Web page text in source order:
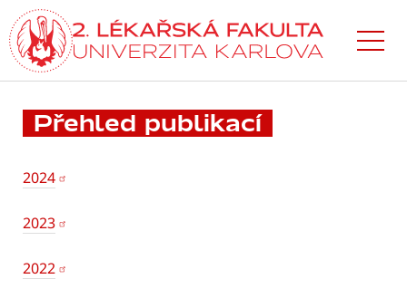
Přejít
k hlavnímu
obsahu
Přehled publikací
2024
2023
2022